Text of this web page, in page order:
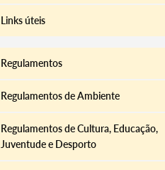
Termo de Pesquisa
Links úteis
Regulamentos
Regulamentos de Ambiente
Regulamentos de Cultura, Educação,
Juventude e Desporto